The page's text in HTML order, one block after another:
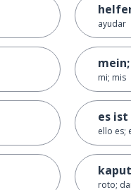
ayudar
mi; mis
es ist
ello es;
roto;